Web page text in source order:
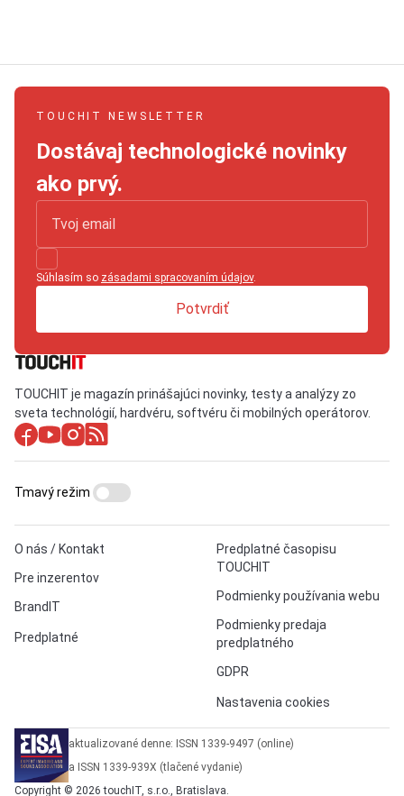
TOUCHIT NEWSLETTER
Dostávaj technologické novinky
ako prvý.
Súhlasím so zásadami spracovaním údajov.
Potvrdiť
TOUCHIT je magazín prinášajúci novinky, testy a analýzy zo
sveta technológií, hardvéru, softvéru či mobilných operátorov.
O nás / Kontakt
Pre inzerentov
BrandIT
Predplatné
Predplatné časopisu
TOUCHIT
Podmienky používania webu
Podmienky predaja
predplatného
GDPR
Nastavenia cookies
Tmavý režim
aktualizované denne: ISSN 1339-9497 (online)
a ISSN 1339-939X (tlačené vydanie)
Copyright © 2026 touchIT, s.r.o., Bratislava.